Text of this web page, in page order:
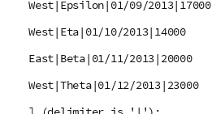
West|Epsilon|01/09/2013|17000
West|Eta|01/10/2013|14000
East|Beta|01/11/2013|20000
West|Theta|01/12/2013|23000